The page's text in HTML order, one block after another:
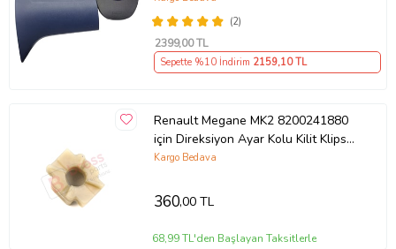
(2)
2399,00 TL
Sepette %10 İndirim 2159,10 TL
Renault Megane MK2 8200241880
için Direksiyon Ayar Kolu Kilit Klips
Plastiği
Kargo Bedava
360,00 TL
68,99 TL'den Başlayan Taksitlerle